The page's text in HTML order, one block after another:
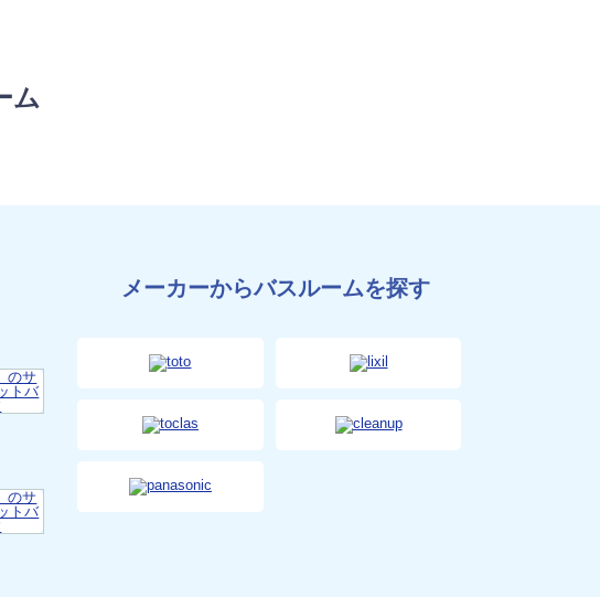
ム
メーカーからバスルームを探す